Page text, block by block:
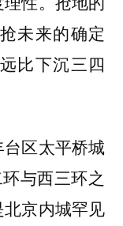
未来的确定
比下沉三四
区太平桥城
与西三环之
京内城罕见